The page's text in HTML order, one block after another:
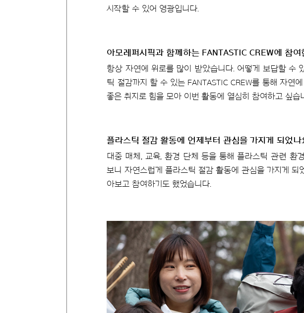
시작할 수 있어 영광입니다.
아모레퍼시픽과 함께하는 FANTASTIC CREW에 참
항상 자연에 위로를 많이 받았습니다. 어떻게 보답할 수
틱 절감까지 할 수 있는 FANTASTIC CREW를 통해 자연
좋은 취지로 힘을 모아 이번 활동에 열심히 참여하고 싶습
플라스틱 절감 활동에 언제부터 관심을 가지게 되었나
대중 매체, 교육, 환경 단체 등을 통해 플라스틱 관련 환
보니 자연스럽게 플라스틱 절감 활동에 관심을 가지게
아보고 참여하기도 했었습니다.